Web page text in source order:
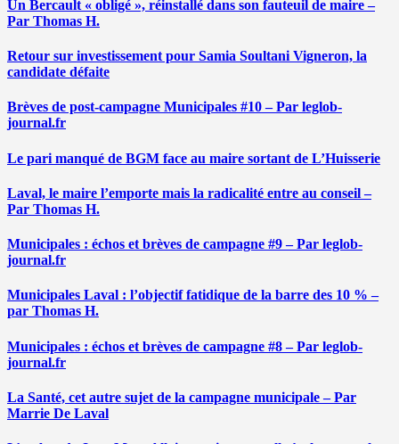
Un Bercault « obligé », réinstallé dans son fauteuil de maire –
Par Thomas H.
Retour sur investissement pour Samia Soultani Vigneron, la
candidate défaite
Brèves de post-campagne Municipales #10 – Par leglob-
journal.fr
Le pari manqué de BGM face au maire sortant de L’Huisserie
Laval, le maire l’emporte mais la radicalité entre au conseil –
Par Thomas H.
Municipales : échos et brèves de campagne #9 – Par leglob-
journal.fr
Municipales Laval : l’objectif fatidique de la barre des 10 % –
par Thomas H.
Municipales : échos et brèves de campagne #8 – Par leglob-
journal.fr
La Santé, cet autre sujet de la campagne municipale – Par
Marrie De Laval